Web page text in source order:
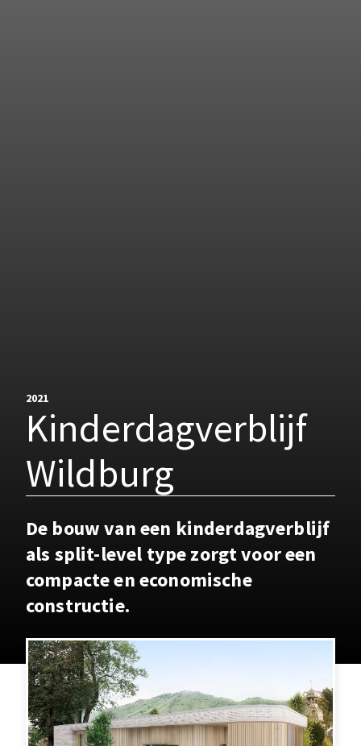
2021
Kinderdagverblijf
Wildburg
De bouw van een kinderdagverblijf
als split-level type zorgt voor een
compacte en economische
constructie.